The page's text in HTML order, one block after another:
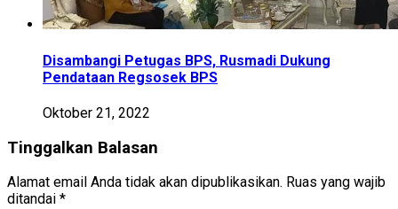
Disambangi Petugas BPS, Rusmadi Dukung
Pendataan Regsosek BPS
Oktober 21, 2022
Tinggalkan Balasan
Alamat email Anda tidak akan dipublikasikan. Ruas yang wajib
ditandai *